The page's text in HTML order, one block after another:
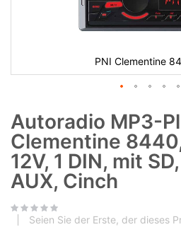
PNI Clementine
Autoradio MP3-
Clementine
12V, 1 DIN, mit
AUX, Cinch
Seien Sie der Erste, der dieses